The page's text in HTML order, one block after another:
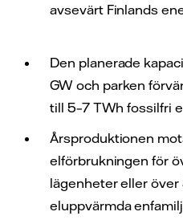
avsevärt Finlands
Den planerade
GW och parken
till 5–7 TWh fossilfri
Årsproduktionen
elförbrukningen för
lägenheter eller
eluppvärmda